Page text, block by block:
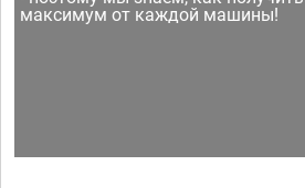
максимум от каждой машины!